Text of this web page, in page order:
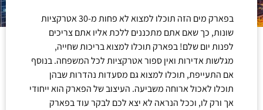
בפארק מים הזה תוכלו למצוא לא פחות מ-30 אטרקציות
שונות, כך שאם אתם מתכננים ללכת אליו אתם צריכים
לפנות יום שלם! בפארק תוכלו למצוא בריכות שחייה,
מגלשות אדירות ואין ספור אטרקציות לכל המשפחה. בנוסף
אם התעייפת, תוכלו למצוא גם מסעדות נהדרות שבהן
תוכלו לאכול ארוחה משביעה. העיצוב של הפארק הוא ייחודי
אך ורק לו, וככל הנראה לא יצא לכם לבקר עוד בפארק